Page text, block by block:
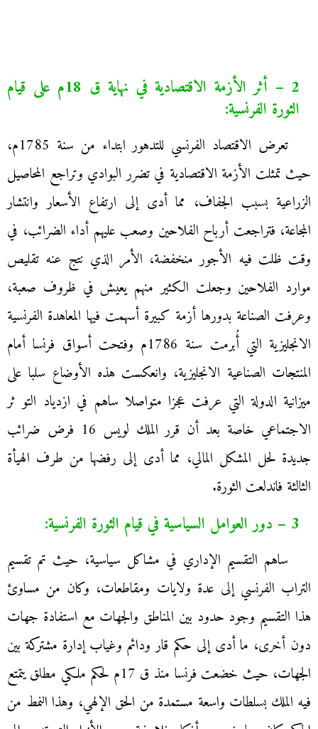
2 – أثر الأزمة الاقتصادية في نهاية ق 18م على قيام
الثورة الفرنسية:
تعرض الاقتصاد الفرنسي للتدهور ابتداء من سنة 1785م،
حيث تمثلت الأزمة الاقتصادية في تضرر البوادي وتراجع المحاصيل
الزراعية بسبب الجفاف، مما أدى إلى ارتفاع الأسعار وانتشار
المجاعة، فتراجعت أرباح الفلاحين وصعب عليهم أداء الضرائب، في
وقت ظلت فيه الأجور منخفضة، الأمر الذي نتج عنه تقليص
موارد الفلاحين وجعلت الكثير منهم يعيش في ظروف صعبة،
وعرفت الصناعة بدورها أزمة كبيرة أسهمت فيها المعاهدة الفرنسية
الانجليزية التي أُبرمت سنة 1786م وفتحت أسواق فرنسا أمام
المنتجات الصناعية الانجليزية، وانعكست هذه الأوضاع سلبا على
ميزانية الدولة التي عرفت عجزا متواصلا ساهم في ازدياد التو ثر
الاجتماعي خاصة بعد أن قرر الملك لويس 16 فرض ضرائب
جديدة لحل المشكل المالي، مما أدى إلى رفضها من طرف الهيأة
الثالثة فاندلعت الثورة.
3 – دور العوامل السياسية في قيام الثورة الفرنسية:
ساهم التقسيم الإداري في مشاكل سياسية، حيث تم تقسيم
التراب الفرنسي إلى عدة ولايات ومقاطعات، وكان من مساوئ
هذا التقسيم وجود حدود بين المناطق والجهات مع استفادة جهات
دون أخرى، ما أدى إلى حكم قار ودائم وغياب إدارة مشتركة بين
الجهات، حيث خضعت فرنسا منذ ق 17م لحكم ملكي مطلق يتمتع
فيه الملك بسلطات واسعة مستمدة من الحق الإلهي، وهذا النمط من